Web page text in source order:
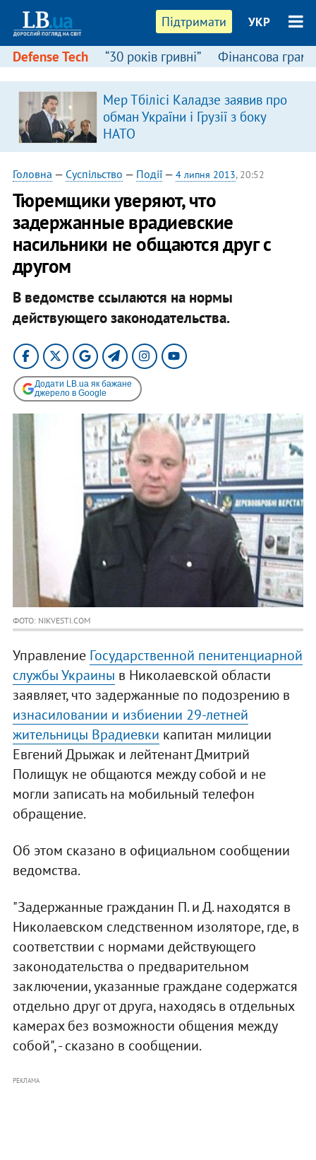
Підтримати УКР
Defense Tech “30 років гривні” Фінансова
Мер Тбілісі Каладзе заявив про
обман України і Грузії з боку
НАТО
Головна — Суспільство — Події— 4 липня 2013, 20:52
Тюремщики уверяют, что
задержанные врадиевские
насильники не общаются друг с
другом
В ведомстве ссылаются на нормы
действующего законодательства.
Додати LB.ua як бажане
джерело в Google
ФОТО: NIKVESTI.COM
Управление Государственной пенитенциарной
службы Украины в Николаевской области
заявляет, что задержанные по подозрению в
изнасиловании и избиении 29-летней
жительницы Врадиевки капитан милиции
Евгений Дрыжак и лейтенант Дмитрий
Полищук не общаются между собой и не
могли записать на мобильный телефон
обращение.
Об этом сказано в официальном сообщении
ведомства.
"Задержанные гражданин П. и Д. находятся в
Николаевском следственном изоляторе, где, в
соответствии с нормами действующего
законодательства о предварительном
заключении, указанные граждане содержатся
отдельно друг от друга, находясь в отдельных
камерах без возможности общения между
собой", - сказано в сообщении.
РЕКЛАМА